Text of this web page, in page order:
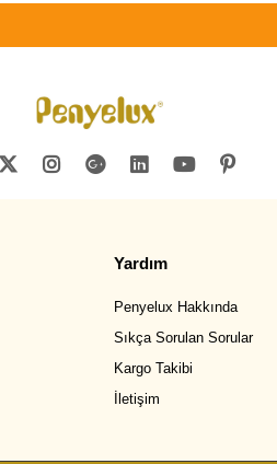
Yardım
Penyelux Hakkında
Sıkça Sorulan Sorular
Kargo Takibi
İletişim